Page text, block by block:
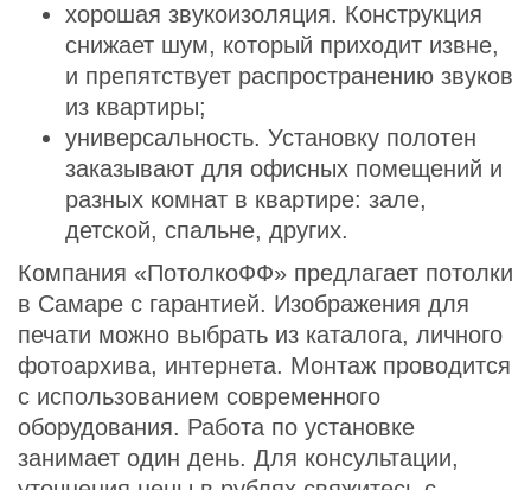
хорошая звукоизоляция. Конструкция
снижает шум, который приходит извне,
и препятствует распространению звуков
из квартиры;
универсальность. Установку полотен
заказывают для офисных помещений и
разных комнат в квартире: зале,
детской, спальне, других.
Компания «ПотолкоФФ» предлагает потолки
в Самаре с гарантией. Изображения для
печати можно выбрать из каталога, личного
фотоархива, интернета. Монтаж проводится
с использованием современного
оборудования. Работа по установке
занимает один день. Для консультации,